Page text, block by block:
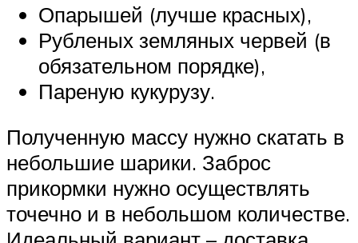
Опарышей (лучше красных),
Рубленых земляных червей (в
обязательном порядке),
Пареную кукурузу.
Полученную массу нужно скатать в
небольшие шарики. Заброс
прикормки нужно осуществлять
точечно и в небольшом количестве.